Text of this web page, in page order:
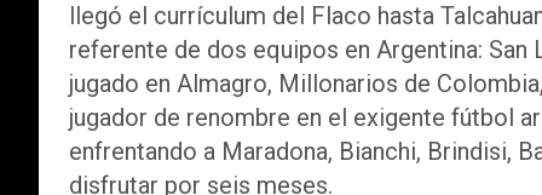
llegó el currículum del Flaco hasta
referente de dos equipos en Argentina:
jugado en Almagro, Millonarios de
jugador de renombre en el exigente fútbol
enfrentando a Maradona, Bianchi, Brindisi,
disfrutar por seis meses.